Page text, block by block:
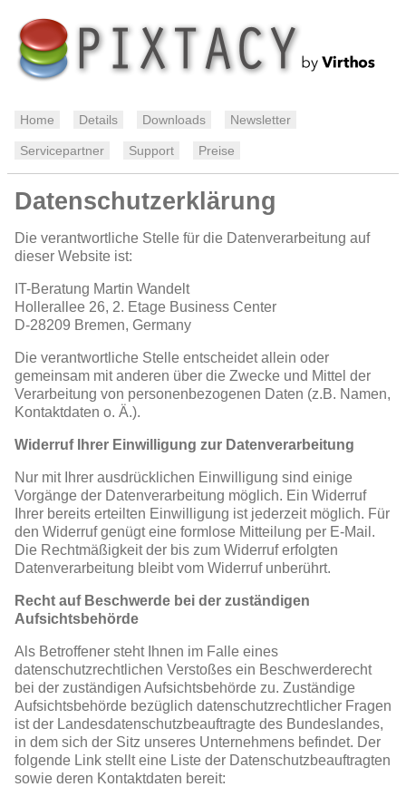
Home Details Downloads Newsletter
Servicepartner Support Preise
Datenschutzerklärung
Die verantwortliche Stelle für die Datenverarbeitung auf
dieser Website ist:
IT-Beratung Martin Wandelt
Hollerallee 26, 2. Etage Business Center
D-28209 Bremen, Germany
Die verantwortliche Stelle entscheidet allein oder
gemeinsam mit anderen über die Zwecke und Mittel der
Verarbeitung von personenbezogenen Daten (z.B. Namen,
Kontaktdaten o. Ä.).
Widerruf Ihrer Einwilligung zur Datenverarbeitung
Nur mit Ihrer ausdrücklichen Einwilligung sind einige
Vorgänge der Datenverarbeitung möglich. Ein Widerruf
Ihrer bereits erteilten Einwilligung ist jederzeit möglich. Für
den Widerruf genügt eine formlose Mitteilung per E-Mail.
Die Rechtmäßigkeit der bis zum Widerruf erfolgten
Datenverarbeitung bleibt vom Widerruf unberührt.
Recht auf Beschwerde bei der zuständigen
Aufsichtsbehörde
Als Betroffener steht Ihnen im Falle eines
datenschutzrechtlichen Verstoßes ein Beschwerderecht
bei der zuständigen Aufsichtsbehörde zu. Zuständige
Aufsichtsbehörde bezüglich datenschutzrechtlicher Fragen
ist der Landesdatenschutzbeauftragte des Bundeslandes,
in dem sich der Sitz unseres Unternehmens befindet. Der
folgende Link stellt eine Liste der Datenschutzbeauftragten
sowie deren Kontaktdaten bereit: